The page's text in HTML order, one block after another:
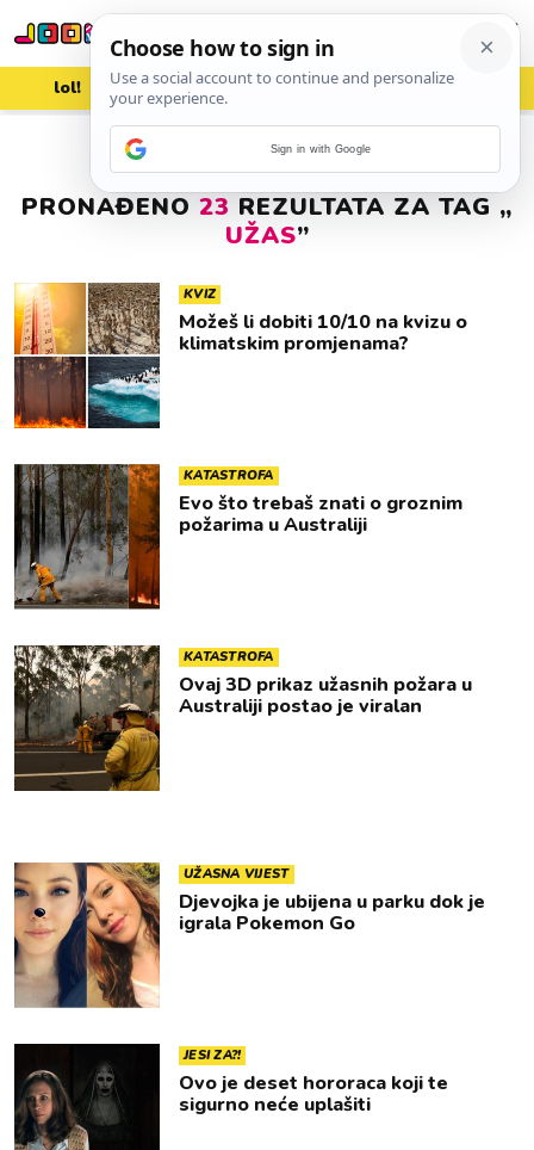
lol! aww vrh! woot?!
PRONAĐENO 23 REZULTATA ZA TAG „
UŽAS”
KVIZ
Možeš li dobiti 10/10 na kvizu o
klimatskim promjenama?
KATASTROFA
Evo što trebaš znati o groznim
požarima u Australiji
KATASTROFA
Ovaj 3D prikaz užasnih požara u
Australiji postao je viralan
UŽASNA VIJEST
Djevojka je ubijena u parku dok je
igrala Pokemon Go
JESI ZA?!
Ovo je deset hororaca koji te
sigurno neće uplašiti
Sign in with Google